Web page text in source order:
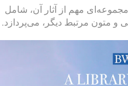
مجموعه‌ای مهم از آثار آن، شامل
و متون مرتبط دیگر، می‌پردازد.